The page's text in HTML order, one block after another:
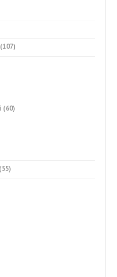
(107)
(60)
(55)